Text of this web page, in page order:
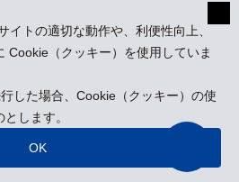
イトの適切な動作や、利便性向上、
Cookie（クッキー）を使用していま
した場合、Cookie（クッキー）の使
します。
OK
プレスリリース
© All Rights Reserved.